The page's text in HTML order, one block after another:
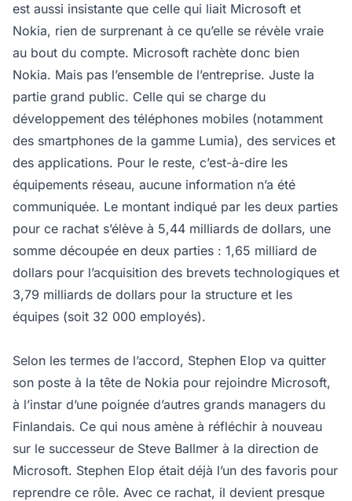
est aussi insistante que celle qui liait Microsoft et
Nokia, rien de surprenant à ce qu’elle se révèle vraie
au bout du compte. Microsoft rachète donc bien
Nokia. Mais pas l’ensemble de l’entreprise. Juste la
partie grand public. Celle qui se charge du
développement des téléphones mobiles (notamment
des smartphones de la gamme Lumia), des services et
des applications. Pour le reste, c’est-à-dire les
équipements réseau, aucune information n’a été
communiquée. Le montant indiqué par les deux parties
pour ce rachat s’élève à 5,44 milliards de dollars, une
somme découpée en deux parties : 1,65 milliard de
dollars pour l’acquisition des brevets technologiques et
3,79 milliards de dollars pour la structure et les
équipes (soit 32 000 employés).
Selon les termes de l’accord, Stephen Elop va quitter
son poste à la tête de Nokia pour rejoindre Microsoft,
à l’instar d’une poignée d’autres grands managers du
Finlandais. Ce qui nous amène à réfléchir à nouveau
sur le successeur de Steve Ballmer à la direction de
Microsoft. Stephen Elop était déjà l’un des favoris pour
reprendre ce rôle. Avec ce rachat, il devient presque